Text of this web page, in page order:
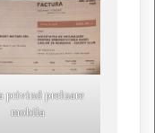
privind preluare
mobila